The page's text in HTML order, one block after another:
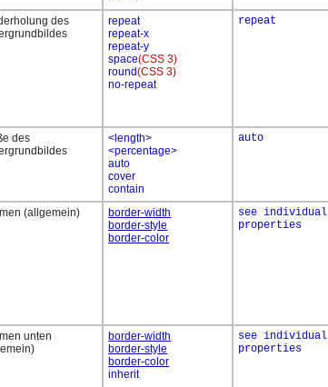
des
repeat
repeat-x
repeat-y
space(CSS 3)
round(CSS 3)
no-repeat
repeat
des
<length>
<percentage>
auto
cover
contain
auto
(allgemein)
border-width
border-style
border-color
see individual
properties
unten
border-width
border-style
border-color
inherit
see individual
properties